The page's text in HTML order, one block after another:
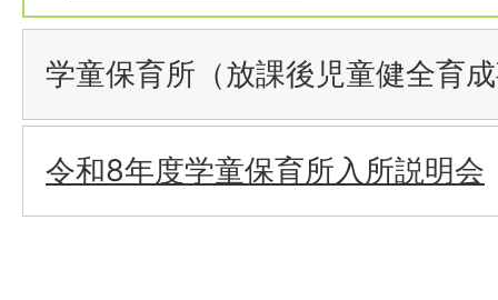
学童保育所（放課後児童健全育
令和8年度学童保育所入所説明会